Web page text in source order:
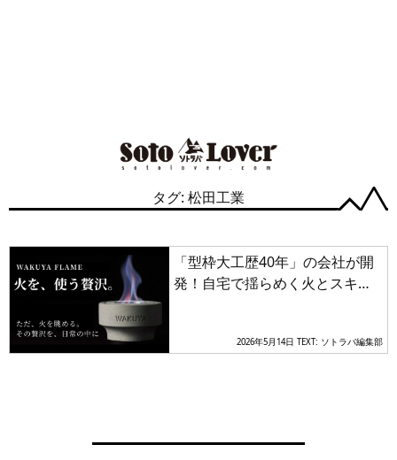
タグ: 松田工業
「型枠大工歴40年」の会社が開
発！自宅で揺らめく火とスキレ
2026年5月14日 TEXT: ソトラバ編集部